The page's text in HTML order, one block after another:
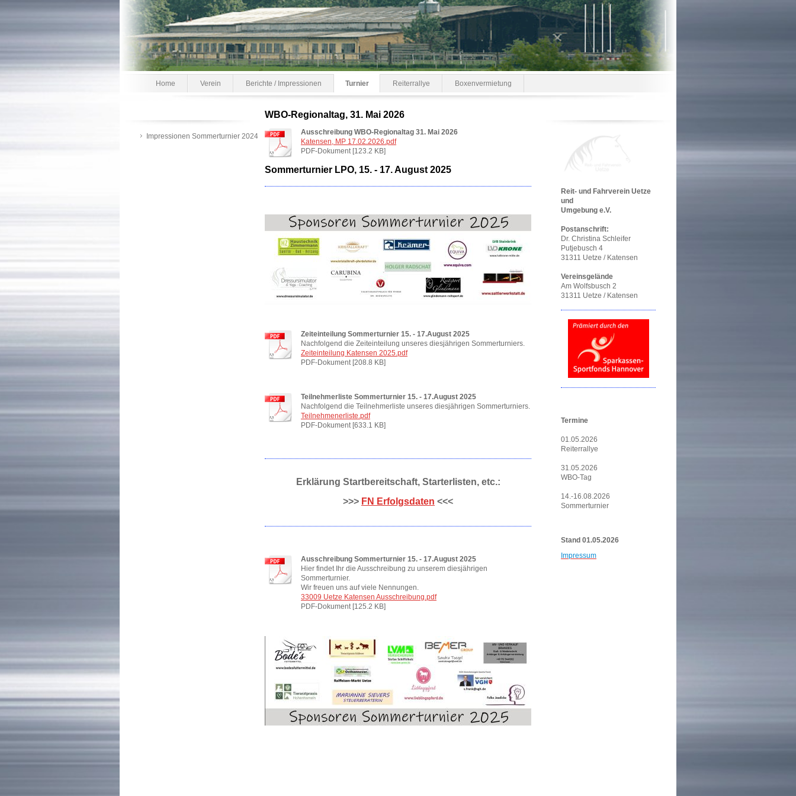
Home Verein Berichte / Impressionen Turnier Reiterrallye Boxenvermietung
Impressionen Sommerturnier 2024
WBO-Regionaltag, 31. Mai 2026
Ausschreibung WBO-Regionaltag 31. Mai 2026
Katensen, MP 17.02.2026.pdf
PDF-Dokument [123.2 KB]
Sommerturnier LPO, 15. - 17. August 2025
Zeiteinteilung Sommerturnier 15. - 17.August 2025
Nachfolgend die Zeiteinteilung unseres diesjährigen Sommerturniers.
Zeiteinteilung Katensen 2025.pdf
PDF-Dokument [208.8 KB]
Teilnehmerliste Sommerturnier 15. - 17.August 2025
Nachfolgend die Teilnehmerliste unseres diesjährigen Sommerturniers.
Teilnehmenerliste.pdf
PDF-Dokument [633.1 KB]
Erklärung Startbereitschaft, Starterlisten, etc.:
>>> FN Erfolgsdaten <<<
Ausschreibung Sommerturnier 15. - 17.August 2025
Hier findet Ihr die Ausschreibung zu unserem diesjährigen
Sommerturnier.
Wir freuen uns auf viele Nennungen.
33009 Uetze Katensen Ausschreibung.pdf
PDF-Dokument [125.2 KB]
Reit- und Fahrverein Uetze
und
Umgebung e.V.
Postanschrift:
Dr. Christina Schleifer
Putjebusch 4
31311 Uetze / Katensen
Vereinsgelände
Am Wolfsbusch 2
31311 Uetze / Katensen
Termine
01.05.2026
Reiterrallye
31.05.2026
WBO-Tag
14.-16.08.2026
Sommerturnier
Stand 01.05.2026
Impressum